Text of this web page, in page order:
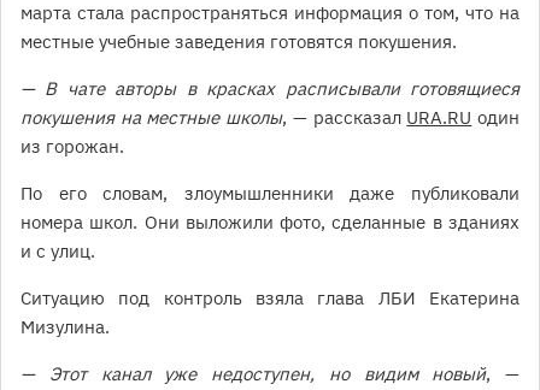
марта стала распространяться информация о том, что на
местные учебные заведения готовятся покушения.
— В чате авторы в красках расписывали готовящиеся
покушения на местные школы, — рассказал URA.RU один
из горожан.
По его словам, злоумышленники даже публиковали
номера школ. Они выложили фото, сделанные в зданиях
и с улиц.
Ситуацию под контроль взяла глава ЛБИ Екатерина
Мизулина.
— Этот канал уже недоступен, но видим новый, —